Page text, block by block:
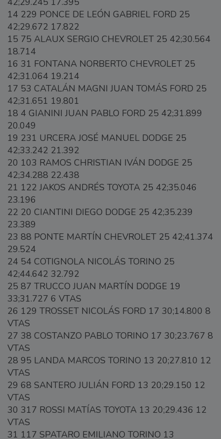
14 229 PONCE DE LEÓN GABRIEL FORD 25
42;29.672 17.822
15 75 ALAUX SERGIO CHEVROLET 25 42;30.564
18.714
16 31 FONTANA NORBERTO CHEVROLET 25
42;31.064 19.214
17 53 CATALÁN MAGNI JUAN TOMÁS FORD 25
42;31.651 19.801
18 4 GIANINI JUAN PABLO FORD 25 42;31.899
20.049
19 231 URCERA JOSÉ MANUEL DODGE 25
42;33.242 21.392
20 103 RAMOS CHRISTIAN IVÁN DODGE 25
42;34.288 22.438
21 122 JAKOS ANDRÉS TOYOTA 25 42;35.046
23.196
22 20 CIANTINI DIEGO DODGE 25 42;35.239
23.389
23 88 PONTE MARTÍN CHEVROLET 25 42;41.374
29.524
24 54 COTIGNOLA NICOLÁS TORINO 25
42;44.642 32.792
25 87 TRUCCO JUAN MARTÍN DODGE 19
33;31.727 6 VTAS
26 129 TROSSET NICOLÁS FORD 17 30;14.800 8
VTAS
27 38 COSTANZO PABLO TORINO 17 30;23.767 8
VTAS
28 95 LANDA MARCOS TORINO 13 20;27.810 12
VTAS
29 68 SANTERO JULIÁN FORD 13 20;29.150 12
VTAS
30 317 ROSSI MATÍAS TOYOTA 13 20;29.436 12
VTAS
31 117 SPATARO EMILIANO TORINO 13